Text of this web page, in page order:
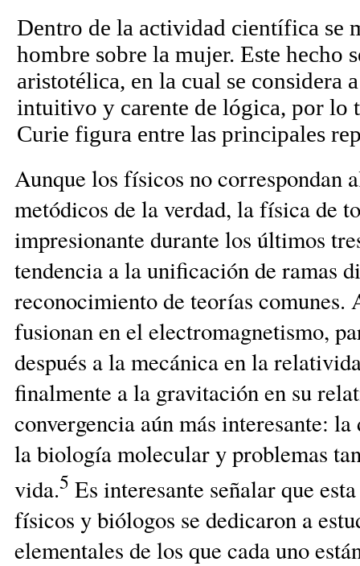
Dentro de la actividad científica se
hombre sobre la mujer. Este hecho
aristotélica, en la cual se considera
intuitivo y carente de lógica, por lo
Curie figura entre las principales
Aunque los físicos no correspondan
metódicos de la verdad, la física de
impresionante durante los últimos
tendencia a la unificación de ramas
reconocimiento de teorías
fusionan en el electromagnetismo,
después a la mecánica en la
finalmente a la gravitación en su
convergencia aún más interesante:
la biología molecular y problemas
vida.5 Es interesante señalar que
físicos y biólogos se dedicaron a
elementales de los que cada uno